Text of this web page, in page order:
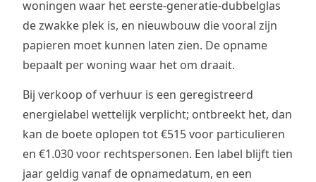
woningen waar het eerste-generatie-dubbelglas
de zwakke plek is, en nieuwbouw die vooral zijn
papieren moet kunnen laten zien. De opname
bepaalt per woning waar het om draait.
Bij verkoop of verhuur is een geregistreerd
energielabel wettelijk verplicht; ontbreekt het, dan
kan de boete oplopen tot €515 voor particulieren
en €1.030 voor rechtspersonen. Een label blijft tien
jaar geldig vanaf de opnamedatum, en een